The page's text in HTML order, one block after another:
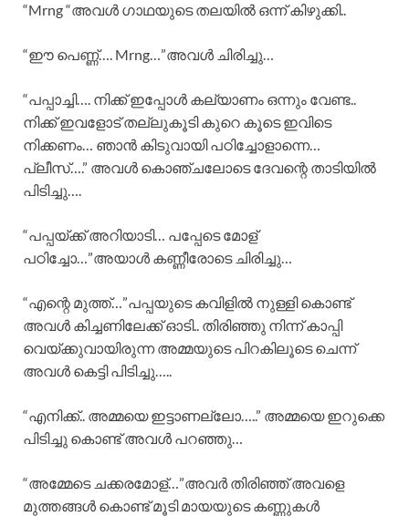
“Mrng “അവൾ ഗാഥയുടെ തലയിൽ ഒന്ന് കിഴുക്കി..
“ഈ പെണ്ണ്…. Mrng…”അവൾ ചിരിച്ചു…
“പപ്പാച്ചി…. നിക്ക് ഇപ്പോൾ കല്യാണം ഒന്നും വേണ്ട..
നിക്ക് ഇവളോട് തല്ലുകൂടി കുറെ കൂടെ ഇവിടെ
നിക്കണം… ഞാൻ കിടുവായി പഠിച്ചോളാന്നെ…
പ്ലീസ്….” അവൾ കൊഞ്ചലോടെ ദേവന്റെ താടിയിൽ
പിടിച്ചു….
“പപ്പയ്ക്ക് അറിയാടി… പപ്പേടെ മോള്
പഠിച്ചോ…”അയാൾ കണ്ണീരോടെ ചിരിച്ചു…
“എന്റെ മുത്ത്…”പപ്പയുടെ കവിളിൽ നുള്ളി കൊണ്ട്
അവൾ കിച്ചണിലേക്ക് ഓടി.. തിരിഞ്ഞു നിന്ന് കാപ്പി
വെയ്ക്കുവായിരുന്ന അമ്മയുടെ പിറകിലൂടെ ചെന്ന്
അവൾ കെട്ടി പിടിച്ചു…..
“എനിക്ക്.. അമ്മയെ ഇട്ടാണല്ലോ…..” അമ്മയെ ഇറുക്കെ
പിടിച്ചു കൊണ്ട് അവൾ പറഞ്ഞു…
“അമ്മേടെ ചക്കരമോള്…”അവർ തിരിഞ്ഞ് അവളെ
മുത്തങ്ങൾ കൊണ്ട് മൂടി മായയുടെ കണ്ണുകൾ